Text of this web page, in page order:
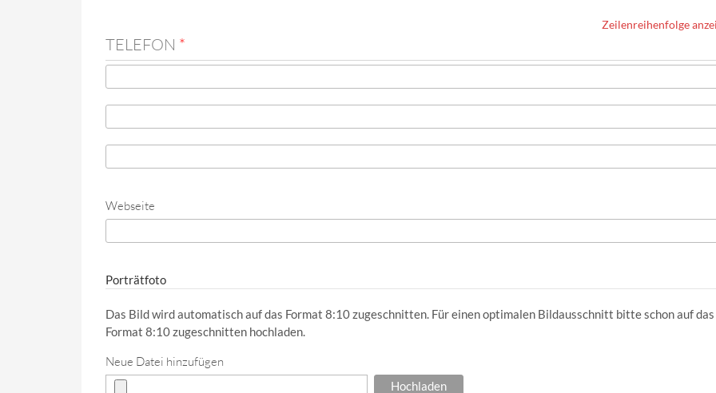
Zeilenreihenfolge
TELEFON *
Webseite
Porträtfoto
Das Bild wird automatisch auf das Format 8:10 zugeschnitten. Für einen optimalen Bildausschnitt bitte schon auf das
Format 8:10 zugeschnitten hochladen.
Neue Datei hinzufügen